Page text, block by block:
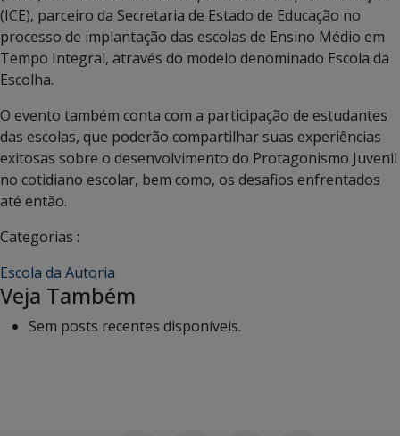
(ICE), parceiro da Secretaria de Estado de Educação no
processo de implantação das escolas de Ensino Médio em
Tempo Integral, através do modelo denominado Escola da
Escolha.
O evento também conta com a participação de estudantes
das escolas, que poderão compartilhar suas experiências
exitosas sobre o desenvolvimento do Protagonismo Juvenil
no cotidiano escolar, bem como, os desafios enfrentados
até então.
Categorias :
Escola da Autoria
Veja Também
Sem posts recentes disponíveis.